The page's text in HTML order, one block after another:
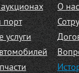
порт
услуги
О нас